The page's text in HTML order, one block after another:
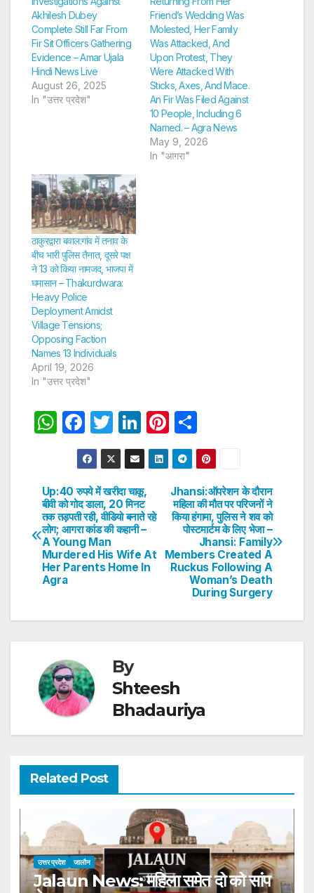
Akhilesh Dubey
Complete Still Far From
Fir Sit Officers Gathering
Evidence – Amar Ujala
Hindi News Live
August 26, 2025
In "उत्तर प्रदेश"
Friend’s Wedding Was
Molested, Her Family
Was Attacked, And
Upon Protest, They
Were Attacked With
Sticks, Axes, And Mace.
An Fir Was Filed Against
10 People, Including 6
Named. – Agra News
May 9, 2026
In "आगरा"
ठाकुरद्वारा बवाल:गांव में तनाव के
बीच भारी पुलिस तैनात, दूसरे पक्ष
ने 13 को किया नामजद, भाजपा में
घमासान – Thakurdwara:
Heavy Police
Deployment Amidst
Village Tensions;
Opposing Faction
Names 13 Individuals
April 19, 2026
In "उत्तर प्रदेश"
W
s
A
p
p
F
a
c
e
b
o
o
k
T
w
itt
er
Li
n
k
e
dI
n
Pi
nt
er
e
st
h
ar
e
Post
navigation
Jhansi:ऑपरेशन के दौरान
महिला की मौत पर परिजनों ने
किया हंगामा, पुलिस ने शव को
पोस्टमार्टम के लिए भेजा –
Jhansi: Family
Members Created A
Ruckus Following A
Woman’s Death
During Surgery
Up:40 रुपये में खरीदा चाकू,
बीवी को गोद डाला, 20 मिनट
तक तड़पती रही, वीडियो बनाते रहे
लोग; आगरा कांड की कहानी –
A Young Man
Murdered His Wife At
Her Parents Home In
Agra
By
Shteesh
Bhadauriya
Related Post
उत्तर प्रदेश जालौन
Jalaun News: महिला समेत दो को सांप